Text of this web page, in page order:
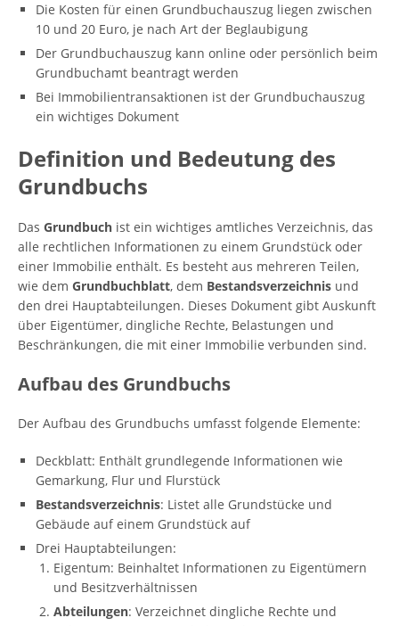
Die Kosten für einen Grundbuchauszug liegen zwischen
10 und 20 Euro, je nach Art der Beglaubigung
Der Grundbuchauszug kann online oder persönlich beim
Grundbuchamt beantragt werden
Bei Immobilientransaktionen ist der Grundbuchauszug
ein wichtiges Dokument
Definition und Bedeutung des
Grundbuchs
Das Grundbuch ist ein wichtiges amtliches Verzeichnis, das
alle rechtlichen Informationen zu einem Grundstück oder
einer Immobilie enthält. Es besteht aus mehreren Teilen,
wie dem Grundbuchblatt, dem Bestandsverzeichnis und
den drei Hauptabteilungen. Dieses Dokument gibt Auskunft
über Eigentümer, dingliche Rechte, Belastungen und
Beschränkungen, die mit einer Immobilie verbunden sind.
Aufbau des Grundbuchs
Der Aufbau des Grundbuchs umfasst folgende Elemente:
Deckblatt: Enthält grundlegende Informationen wie
Gemarkung, Flur und Flurstück
Bestandsverzeichnis: Listet alle Grundstücke und
Gebäude auf einem Grundstück auf
Drei Hauptabteilungen:
Eigentum: Beinhaltet Informationen zu Eigentümern
und Besitzverhältnissen
Abteilungen: Verzeichnet dingliche Rechte und